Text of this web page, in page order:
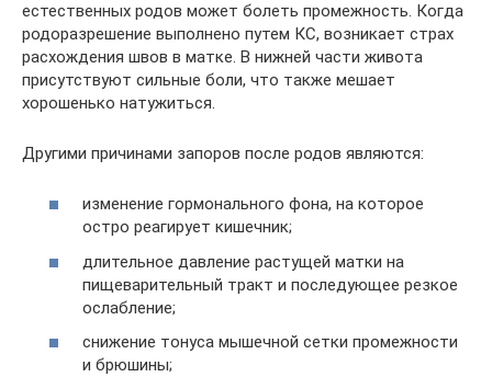
естественных родов может болеть промежность. Когда
родоразрешение выполнено путем КС, возникает страх
расхождения швов в матке. В нижней части живота
присутствуют сильные боли, что также мешает
хорошенько натужиться.
Другими причинами запоров после родов являются:
изменение гормонального фона, на которое
остро реагирует кишечник;
длительное давление растущей матки на
пищеварительный тракт и последующее резкое
ослабление;
снижение тонуса мышечной сетки промежности
и брюшины;